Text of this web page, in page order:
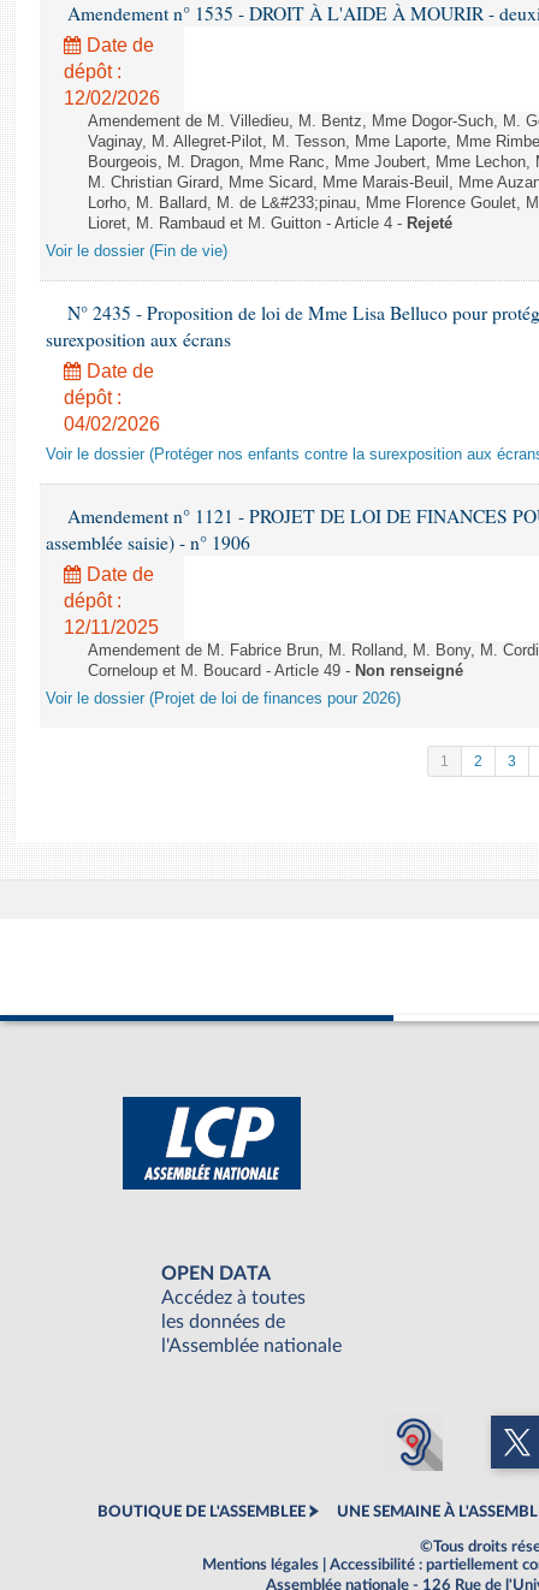
Amendement n° 1535 - DROIT À L'AIDE À MOURIR -
Date de
dépôt :
12/02/2026
Amendement de M. Villedieu, M. Bentz, Mme Dogor-Such, M.
Vaginay, M. Allegret-Pilot, M. Tesson, Mme Laporte, Mme
Bourgeois, M. Dragon, Mme Ranc, Mme Joubert, Mme
M. Christian Girard, Mme Sicard, Mme Marais-Beuil, Mme
Lorho, M. Ballard, M. de L&#233;pinau, Mme Florence Goulet,
Lioret, M. Rambaud et M. Guitton - Article 4 - Rejeté
Voir le dossier (Fin de vie)
N° 2435 - Proposition de loi de Mme Lisa Belluco pour
surexposition aux écrans
Date de
dépôt :
04/02/2026
Voir le dossier (Protéger nos enfants contre la surexposition aux
Amendement n° 1121 - PROJET DE LOI DE FINANCES
assemblée saisie) - n° 1906
Date de
dépôt :
12/11/2025
Amendement de M. Fabrice Brun, M. Rolland, M. Bony, M.
Corneloup et M. Boucard - Article 49 - Non renseigné
Voir le dossier (Projet de loi de finances pour 2026)
1 2 3
OPEN DATA
Accédez à toutes
les données de
l'Assemblée nationale
BOUTIQUE DE L'ASSEMBLEE UNE SEMAINE À
©Tous droits
Mentions légales
Accessibilité : partiellement
Assemblée nationale - 126 Rue de